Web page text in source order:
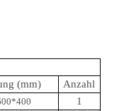
(mm)
Anzahl
1